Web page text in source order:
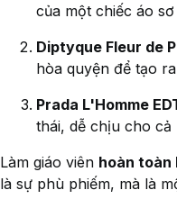
của một chiếc áo
Diptyque Fleur de
hòa quyện để tạo
Prada L'Homme
thái, dễ chịu cho
Làm giáo viên hoàn toàn
là sự phù phiếm, mà là